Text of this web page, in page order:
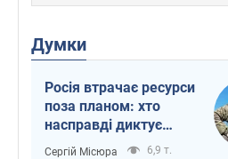
Думки
Росія втрачає ресурси
поза планом: хто
насправді диктує
темп війни
Сергій Місюра 6,9 т.